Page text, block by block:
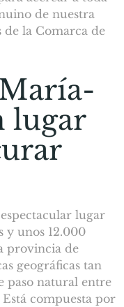
de nuestra
la Comarca de
lugar
lugar
y unos 12.000
provincia de
geográficas tan
paso natural entre
compuesta por